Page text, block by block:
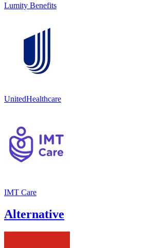
Lumity Benefits
UnitedHealthcare
IMT Care
Alternative